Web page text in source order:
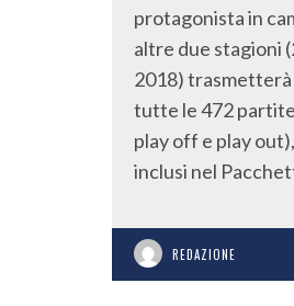
protagonista in
altre due stagioni
2018) trasmetterà
tutte le 472
play off e play
inclusi nel
REDAZIONE